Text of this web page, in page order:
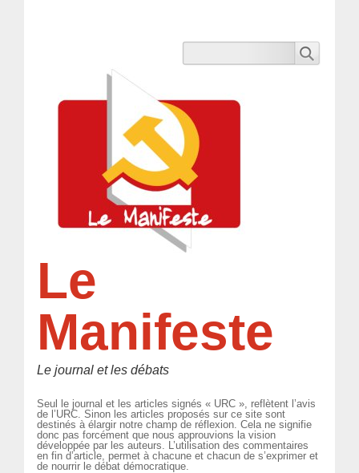
Le
Manifeste
Le journal et les débats
Seul le journal et les articles signés « URC », reflètent l’avis
de l’URC. Sinon les articles proposés sur ce site sont
destinés à élargir notre champ de réflexion. Cela ne signifie
donc pas forcément que nous approuvions la vision
développée par les auteurs. L’utilisation des commentaires
en fin d’article, permet à chacune et chacun de s’exprimer et
de nourrir le débat démocratique.